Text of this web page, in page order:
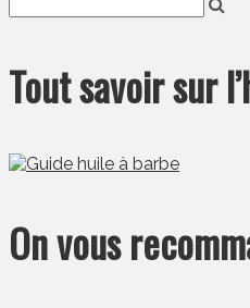
Tout savoir sur
On vous